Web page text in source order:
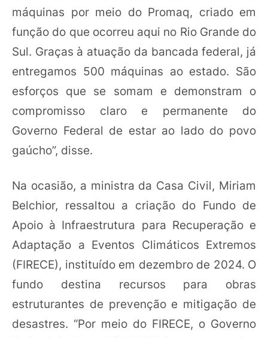
máquinas por meio do Promaq, criado em
função do que ocorreu aqui no Rio Grande do
Sul. Graças à atuação da bancada federal, já
entregamos 500 máquinas ao estado. São
esforços que se somam e demonstram o
compromisso claro e permanente do
Governo Federal de estar ao lado do povo
gaúcho”, disse.
Na ocasião, a ministra da Casa Civil, Miriam
Belchior, ressaltou a criação do Fundo de
Apoio à Infraestrutura para Recuperação e
Adaptação a Eventos Climáticos Extremos
(FIRECE), instituído em dezembro de 2024. O
fundo destina recursos para obras
estruturantes de prevenção e mitigação de
desastres. “Por meio do FIRECE, o Governo